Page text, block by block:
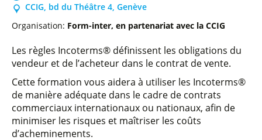
CCIG, bd du Théâtre 4, Genève
Organisation: Form-inter, en partenariat avec la CCIG
Les règles Incoterms® définissent les obligations du
vendeur et de l’acheteur dans le contrat de vente.
Cette formation vous aidera à utiliser les Incoterms®
de manière adéquate dans le cadre de contrats
commerciaux internationaux ou nationaux, afin de
minimiser les risques et maîtriser les coûts
d’acheminements.